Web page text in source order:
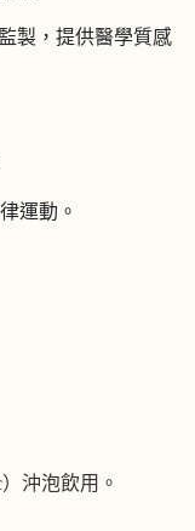
製，提供醫學質感
運動。
沖泡飲用。